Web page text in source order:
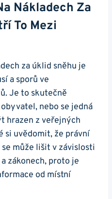
Nákladech Za
To Mezi
za úklid sněhu je
a sporů ve
Je to skutečně
nebo se jedná
hrazen z veřejných
si uvědomit, že právní
může lišit v závislosti
zákonech, proto je
od místní